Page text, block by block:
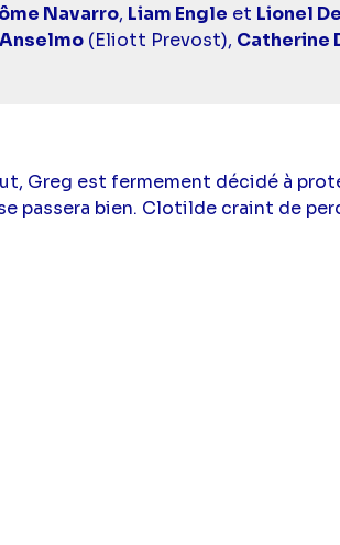
Navarro, Liam Engle et Lionel
(Eliott Prevost), Catherine
Greg est fermement décidé à
se passera bien. Clotilde craint de